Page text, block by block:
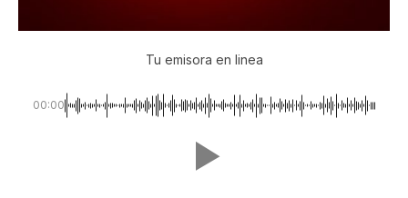
Tu emisora en linea
00:00